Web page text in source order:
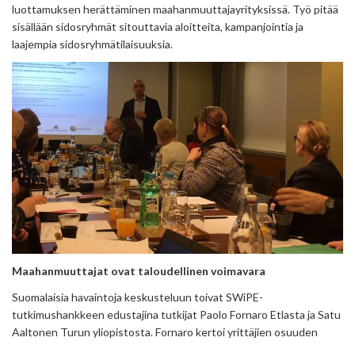
luottamuksen herättäminen maahanmuuttajayrityksissä. Työ pitää
sisällään sidosryhmät sitouttavia aloitteita, kampanjointia ja
laajempia sidosryhmätilaisuuksia.
Maahanmuuttajat ovat taloudellinen voimavara
Suomalaisia havaintoja keskusteluun toivat SWiPE-
tutkimushankkeen edustajina tutkijat Paolo Fornaro Etlasta ja Satu
Aaltonen Turun yliopistosta. Fornaro kertoi yrittäjien osuuden